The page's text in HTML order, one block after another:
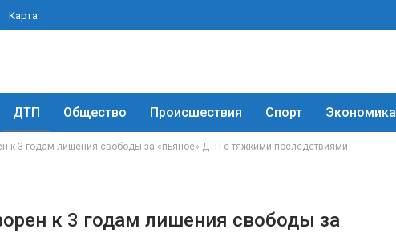
Карта
ДТП Общество Происшествия Спорт Экономика
к 3 годам лишения свободы за «пьяное» ДТП с тяжкими последствиями
к 3 годам лишения свободы за